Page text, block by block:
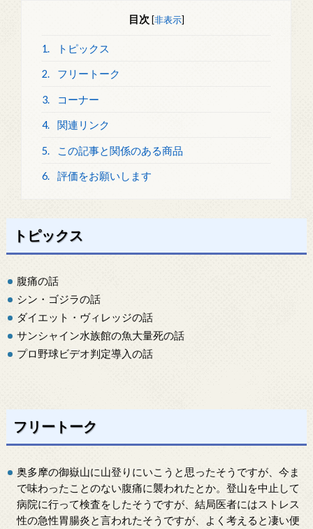
目次 [非表示]
1. トピックス
2. フリートーク
3. コーナー
4. 関連リンク
5. この記事と関係のある商品
6. 評価をお願いします
トピックス
腹痛の話
シン・ゴジラの話
ダイエット・ヴィレッジの話
サンシャイン水族館の魚大量死の話
プロ野球ビデオ判定導入の話
フリートーク
奥多摩の御嶽山に山登りにいこうと思ったそうですが、今ま
で味わったことのない腹痛に襲われたとか。登山を中止して
病院に行って検査をしたそうですが、結局医者にはストレス
性の急性胃腸炎と言われたそうですが、よく考えると凄い便